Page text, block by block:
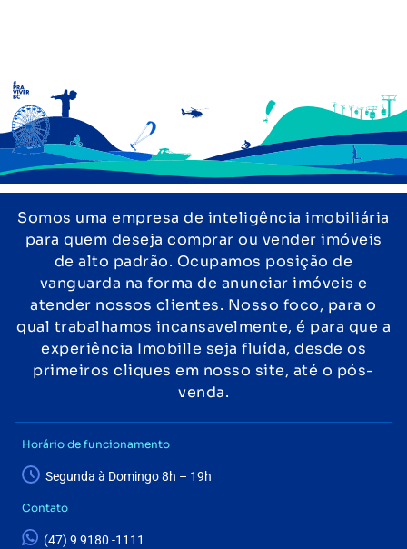
Somos uma empresa de inteligência imobiliária
para quem deseja comprar ou vender imóveis
de alto padrão. Ocupamos posição de
vanguarda na forma de anunciar imóveis e
atender nossos clientes. Nosso foco, para o
qual trabalhamos incansavelmente, é para que a
experiência Imobille seja fluída, desde os
primeiros cliques em nosso site, até o pós-
venda.
Horário de funcionamento
Segunda à Domingo 8h – 19h
Contato
(47) 9 9180 -1111